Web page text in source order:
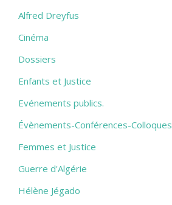
Alfred Dreyfus
Cinéma
Dossiers
Enfants et Justice
Evénements publics.
Évènements-Conférences-Colloques
Femmes et Justice
Guerre d'Algérie
Hélène Jégado